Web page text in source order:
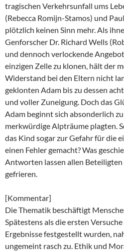
tragischen Verkehrsunfall ums
(Rebecca Romijn-Stamos) und
plötzlich keinen Sinn mehr. Als
Genforscher Dr. Richard Wells
und dennoch verlockende
einzigen Zelle zu klonen, hält der
Widerstand bei den Eltern nicht
geklonten Adam bis zu dessen
und voller Zuneigung. Doch das
Adam beginnt sich absonderlich
merkwürdige Alpträume plagten.
das Kind sogar zur Gefahr für die
einen Fehler gemacht? Was
Antworten lassen allen
gefrieren.
[Kommentar]
Die Thematik beschäftigt
Spätestens als die ersten
Ergebnisse festgestellt wurden,
ungemeint rasch zu. Ethik und